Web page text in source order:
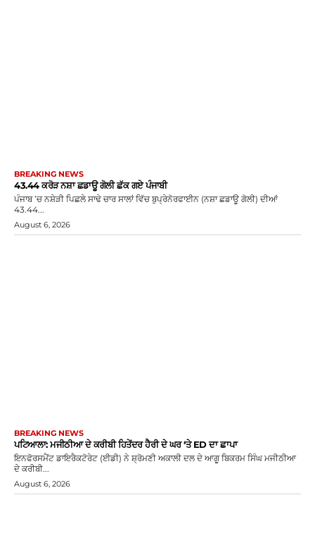
BREAKING NEWS
43.44 ਕਰੋੜ ਨਸ਼ਾ ਛਡਾਊ ਗੋਲੀ ਛੱਕ ਗਏ ਪੰਜਾਬੀ
ਪੰਜਾਬ ’ਚ ਨਸ਼ੇੜੀ ਪਿਛਲੇ ਸਾਢੇ ਚਾਰ ਸਾਲਾਂ ਵਿੱਚ ਬੁਪ੍ਰੇਨੋਰਫਾਈਨ (ਨਸ਼ਾ ਛਡਾਊ ਗੋਲੀ) ਦੀਆਂ
43.44...
August 6, 2026
BREAKING NEWS
ਪਟਿਆਲਾ: ਮਜੀਠੀਆ ਦੇ ਕਰੀਬੀ ਹਿਤੇਂਦਰ ਹੈਰੀ ਦੇ ਘਰ ‘ਤੇ ED ਦਾ ਛਾਪਾ
ਇਨਫੋਰਸਮੈਂਟ ਡਾਇਰੈਕਟੋਰੇਟ (ਈਡੀ) ਨੇ ਸ਼੍ਰੋਮਣੀ ਅਕਾਲੀ ਦਲ ਦੇ ਆਗੂ ਬਿਕਰਮ ਸਿੰਘ ਮਜੀਠੀਆ
ਦੇ ਕਰੀਬੀ...
August 6, 2026